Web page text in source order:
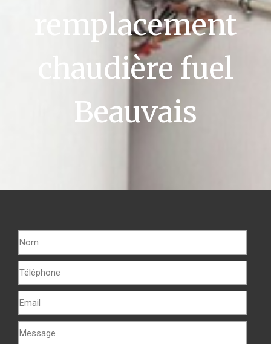
remplacement
chaudière fuel
Beauvais